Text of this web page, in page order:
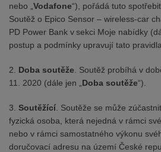
nebo „ Vodafone“), pořádá tuto
Soutěž o Epico Sensor – wireless-car
PD Power Bank v sekci Moje nabídky
postup a podmínky upravují tato pravidla
2. Doba soutěže . Soutěž probíhá v
11. 2020 (dále jen „ Doba soutěže“).
3. Soutěžící . Soutěže se může
fyzická osoba, která nejedná v rámci
nebo v rámci samostatného výkonu
doručovací adresu na území České